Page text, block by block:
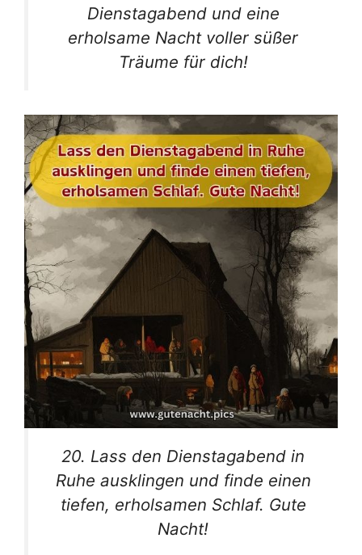
Dienstagabend und eine
erholsame Nacht voller süßer
Träume für dich!
20. Lass den Dienstagabend in
Ruhe ausklingen und finde einen
tiefen, erholsamen Schlaf. Gute
Nacht!